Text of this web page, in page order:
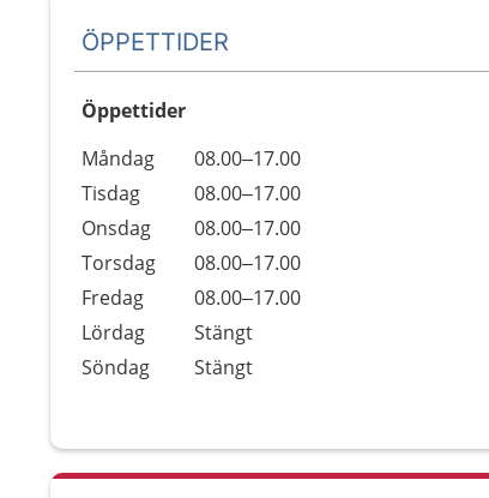
ÖPPETTIDER
Öppettider
Dag
Öppettider
Kommentarer
Måndag
08.00–17.00
Tisdag
08.00–17.00
Onsdag
08.00–17.00
Torsdag
08.00–17.00
Fredag
08.00–17.00
Lördag
Stängt
Söndag
Stängt